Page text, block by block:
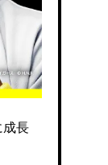
成長